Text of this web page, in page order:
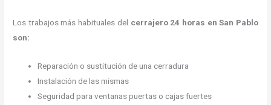
Los trabajos más habituales del cerrajero 24 horas en San Pablo
son:
Reparación o sustitución de una cerradura
Instalación de las mismas
Seguridad para ventanas puertas o cajas fuertes